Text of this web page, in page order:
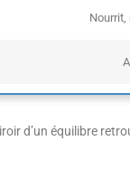
d’un équilibre